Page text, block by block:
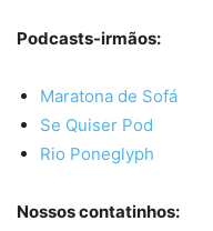
Podcasts-irmãos:
Maratona de Sofá
Se Quiser Pod
Rio Poneglyph
Nossos contatinhos: